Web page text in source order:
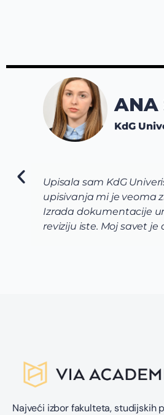
Upisala sam KdG
upisivanja mi je veoma
Izrada dokumentacije
reviziju iste. Moj savet
ANA
KdG
Najveći izbor fakulteta, studijskih